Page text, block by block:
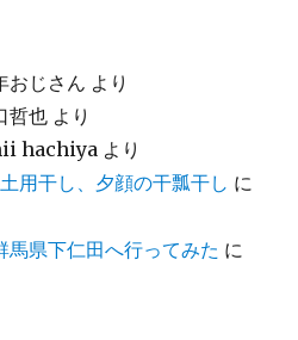
おじさん より
哲也 より
hachiya より
用干し、夕顔の干瓢干し に
県下仁田へ行ってみた に